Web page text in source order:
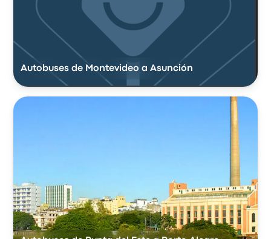
Autobuses de Montevideo a Asunción